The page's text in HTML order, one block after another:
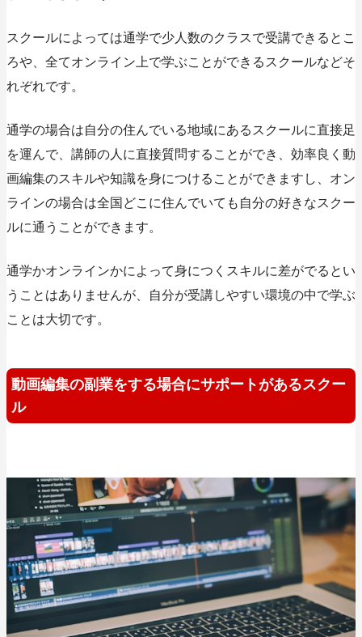
スクールによっては通学で少人数のクラスで受講できるとこ
ろや、全てオンライン上で学ぶことができるスクールなどそ
れぞれです。
通学の場合は自分の住んでいる地域にあるスクールに直接足
を運んで、講師の人に直接質問することができ、効率良く動
画編集のスキルや知識を身につけることができますし、オン
ラインの場合は全国どこに住んでいても自分の好きなスクー
ルに通うことができます。
通学かオンラインかによって身につくスキルに差がでるとい
うことはありませんが、自分が受講しやすい環境の中で学ぶ
ことは大切です。
動画編集の副業をする場合にサポートがあるスクー
ル